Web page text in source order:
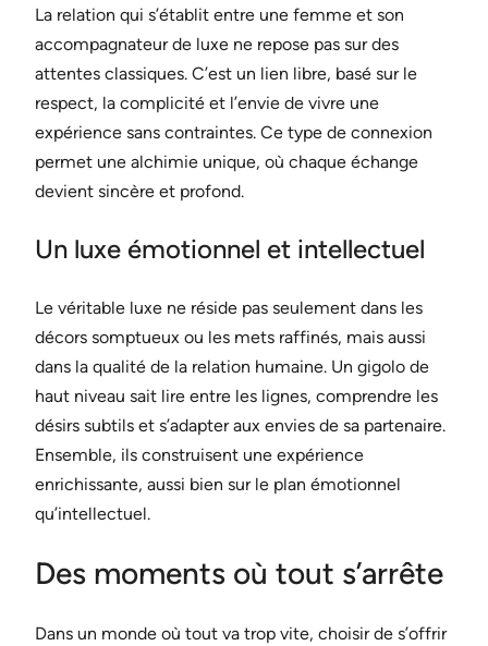
La relation qui s’établit entre une femme et son
accompagnateur de luxe ne repose pas sur des
attentes classiques. C’est un lien libre, basé sur le
respect, la complicité et l’envie de vivre une
expérience sans contraintes. Ce type de connexion
permet une alchimie unique, où chaque échange
devient sincère et profond.
Un luxe émotionnel et intellectuel
Le véritable luxe ne réside pas seulement dans les
décors somptueux ou les mets raffinés, mais aussi
dans la qualité de la relation humaine. Un gigolo de
haut niveau sait lire entre les lignes, comprendre les
désirs subtils et s’adapter aux envies de sa partenaire.
Ensemble, ils construisent une expérience
enrichissante, aussi bien sur le plan émotionnel
qu’intellectuel.
Des moments où tout s’arrête
Dans un monde où tout va trop vite, choisir de s’offrir